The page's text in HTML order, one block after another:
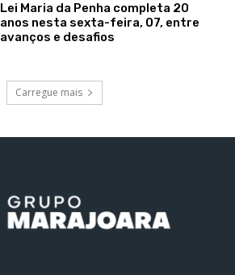
Lei Maria da Penha completa 20
anos nesta sexta-feira, 07, entre
avanços e desafios
Carregue mais